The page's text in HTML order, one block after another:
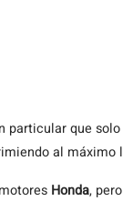
particular que
al máximo
Honda,